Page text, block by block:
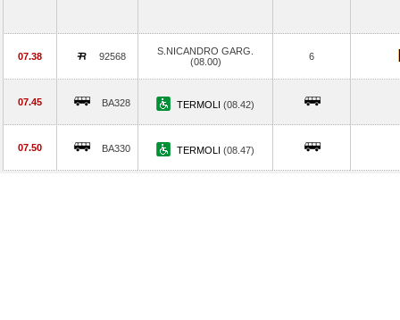
07.38 92568
S.NICANDRO GARG.
(08.00)
6
07.45 BA328 TERMOLI (08.42)
07.50 BA330 TERMOLI (08.47)